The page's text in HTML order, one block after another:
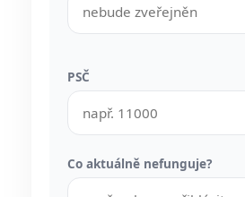
PSČ
Co aktuálně nefunguje?